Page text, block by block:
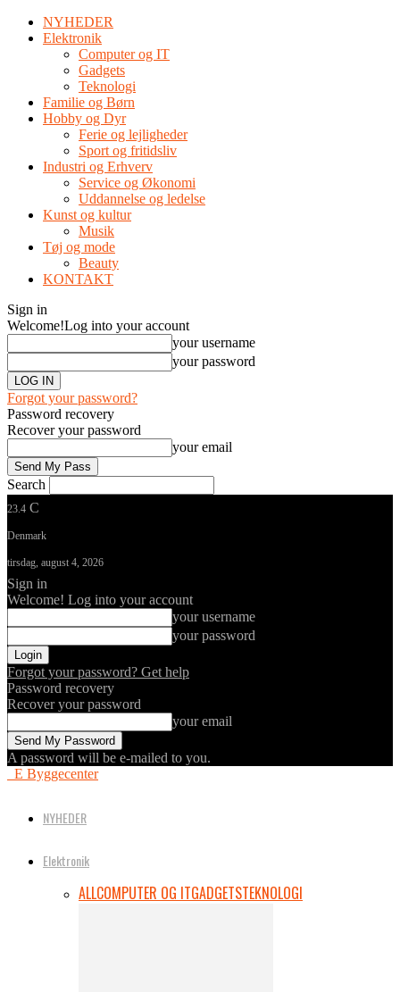
NYHEDER
Elektronik
Computer og IT
Gadgets
Teknologi
Familie og Børn
Hobby og Dyr
Ferie og lejligheder
Sport og fritidsliv
Industri og Erhverv
Service og Økonomi
Uddannelse og ledelse
Kunst og kultur
Musik
Tøj og mode
Beauty
KONTAKT
Sign in
Welcome!Log into your account
your username
your password
Forgot your password?
Password recovery
Recover your password
your email
Search
23.4 C
Denmark
tirsdag, august 4, 2026
Sign in
Welcome! Log into your account
your username
your password
Forgot your password? Get help
Password recovery
Recover your password
your email
A password will be e-mailed to you.
E Byggecenter
NYHEDER
Elektronik
ALLCOMPUTER OG ITGADGETSTEKNOLOGI